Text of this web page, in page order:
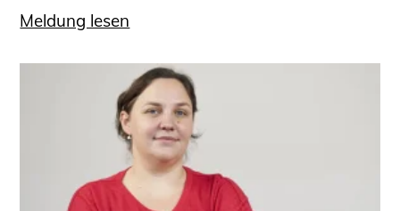
Meldung lesen